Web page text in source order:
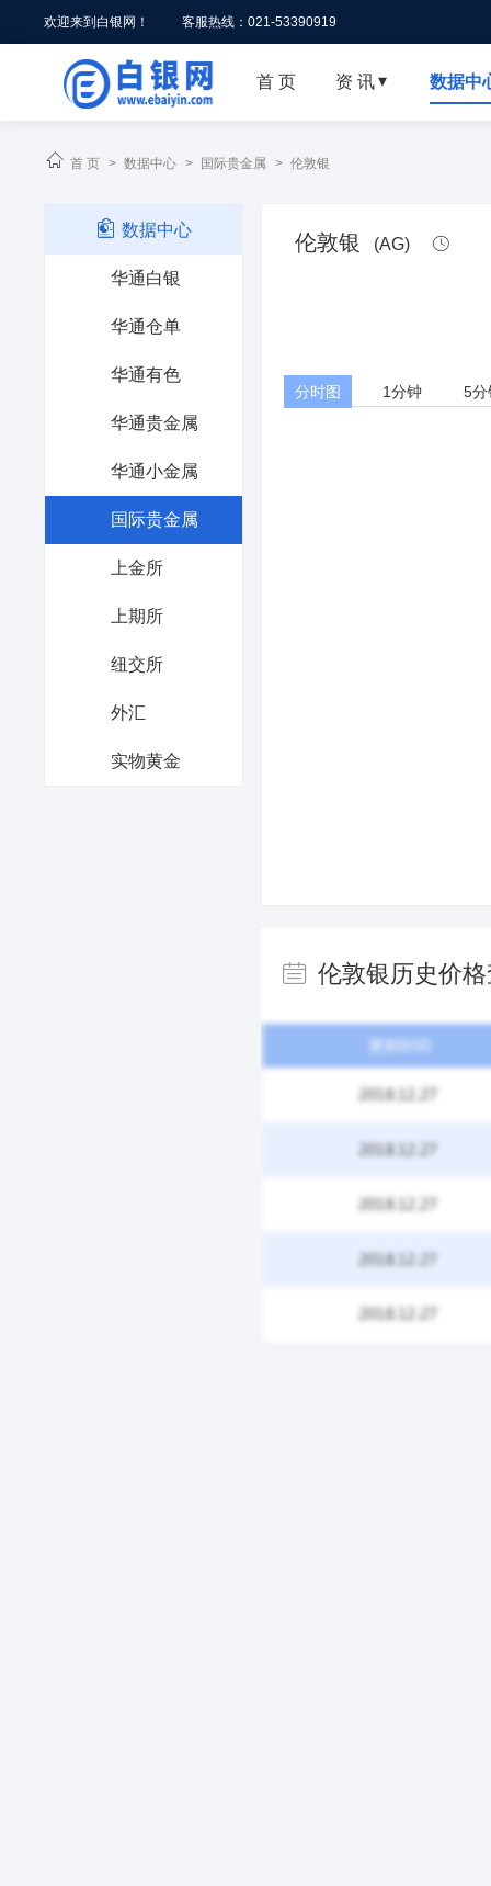
欢迎来到白银网！ 客服热线：021-53390919
首 页 资 讯  数据中
 首 页 > 数据中心 > 国际贵金属 > 伦敦银
 数据中心
华通白银
华通仓单
华通有色
华通贵金属
华通小金属
国际贵金属
上金所
上期所
纽交所
外汇
实物黄金
伦敦银 (AG) 
分时图 1分钟 5分
 伦敦银历史价